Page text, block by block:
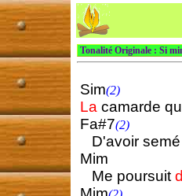
Tonalité Originale : Si
Sim(2)
La camarde
Fa#7(2)
D'avoir
Mim
Me poursuit